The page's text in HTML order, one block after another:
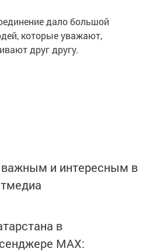
дало большой
которые уважают,
друг другу.
и интересным в
в
MАХ: